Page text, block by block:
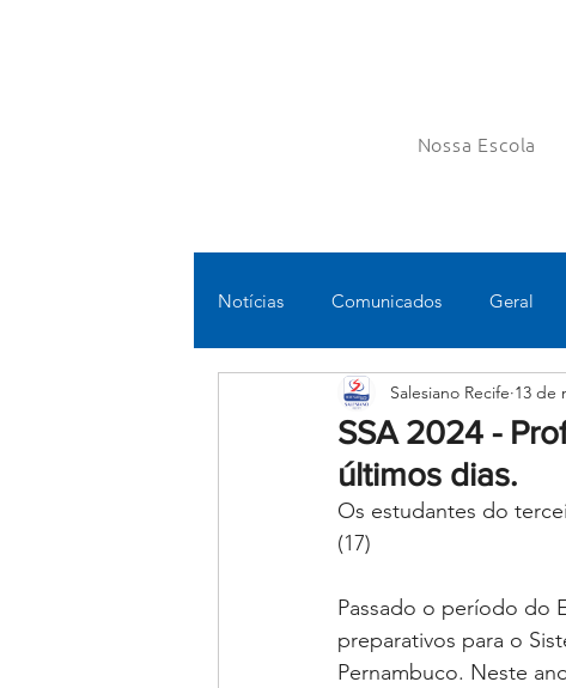
Nossa Escola
Notícias Comunicados Geral
Fundamental II Ensino Médio
Educomunicação Bilíngue
SSA 2024 -
últimos dias.
Salesiano Recife 13 de
Os estudantes do
(17)
Passado o período do
preparativos para o
Pernambuco. Neste